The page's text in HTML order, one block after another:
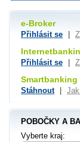
e-Broker
Přihlásit se
Přihlásit se
Smartbanking
Stáhnout
POBOČKY A
Vyberte kraj: